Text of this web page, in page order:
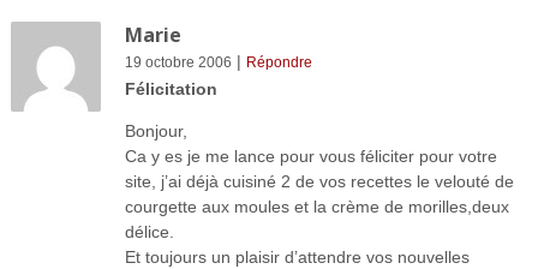
Marie
19 octobre 2006 | Répondre
Félicitation
Bonjour,
Ca y es je me lance pour vous féliciter pour votre
site, j’ai déjà cuisiné 2 de vos recettes le velouté de
courgette aux moules et la crème de morilles,deux
délice.
Et toujours un plaisir d’attendre vos nouvelles